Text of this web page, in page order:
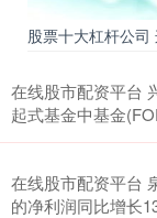
股票十大杠杆公司
在线股市配资平台
起式基金中基金
在线股市配资平台
的净利润同比增长